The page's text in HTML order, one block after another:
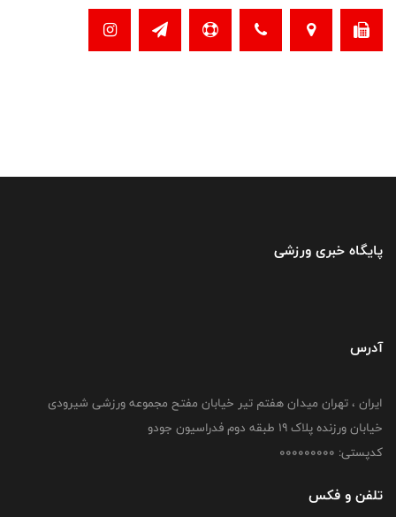
پایگاه خبری ورزشی
آدرس
ایران ، تهران میدان هفتم تیر خیابان مفتح مجموعه ورزشی شیرودی
خیابان ورزنده پلاک ۱۹ طبقه دوم فدراسیون جودو
کدپستی: 000000000
تلفن و فکس